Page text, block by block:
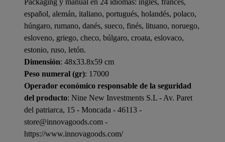
Packaging y manual en 24 idiomas: inglés, francés,
español, alemán, italiano, portugués, holandés, polaco,
húngaro, rumano, danés, sueco, finés, lituano, noruego,
esloveno, griego, checo, búlgaro, croata, eslovaco,
estonio, ruso, letón.
Dimensión: 48x33.8x59 cm
Peso numeral (gr): 17000
Operador económico responsable de la seguridad
del producto: Nine New Investments S.L - Av. Paret
del patriarca, 15 - Moncada - 46113 -
store@innovagoods.com -
https://www.innovagoods.com/